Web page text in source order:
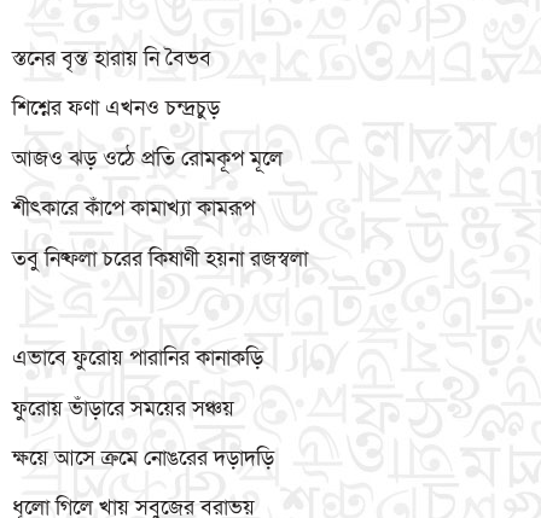
স্তনের বৃন্ত হারায় নি বৈভব
শিশ্নের ফণা এখনও চন্দ্রচুড়
আজও ঝড় ওঠে প্রতি রোমকূপ মূলে
শীৎকারে কাঁপে কামাখ্যা কামরূপ
তবু নিষ্ফলা চরের কিষাণী হয়না রজস্বলা
এভাবে ফুরোয় পারানির কানাকড়ি
ফুরোয় ভাঁড়ারে সময়ের সঞ্চয়
ক্ষয়ে আসে ক্রমে নোঙরের দড়াদড়ি
ধূলো গিলে খায় সবুজের বরাভয়